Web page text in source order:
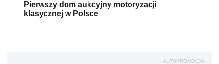
Pierwszy dom aukcyjny motoryzacji
klasycznej w Polsce
AUTOPROMOCJA